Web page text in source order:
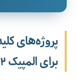
پروژه‌های
برای المپیک ۲۰۳۲